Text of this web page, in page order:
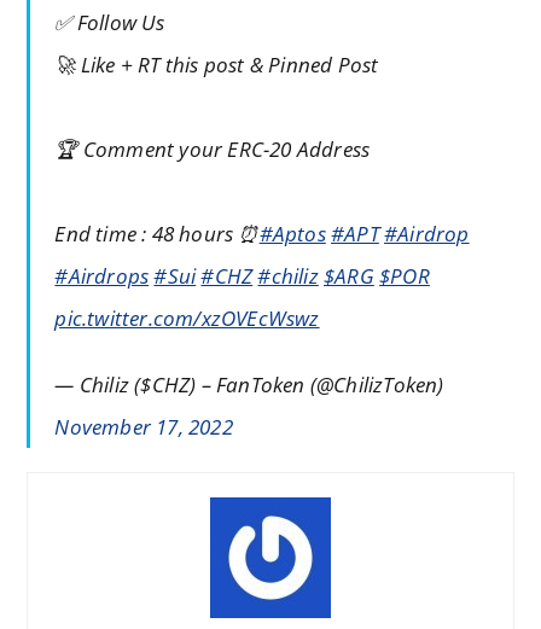
✅ Follow Us
🚀 Like + RT this post & Pinned Post
🏆 Comment your ERC-20 Address
End time : 48 hours ⏰#Aptos#APT#Airdrop
#Airdrops#Sui#CHZ#chiliz$ARG $POR
pic.twitter.com/xzOVEcWswz
— Chiliz ($CHZ) – FanToken (@ChilizToken)
November 17, 2022